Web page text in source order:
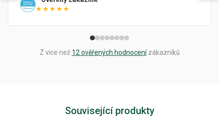
★★★★★
Z více než 12 ověřených hodnocenízákazníků
Související produkty